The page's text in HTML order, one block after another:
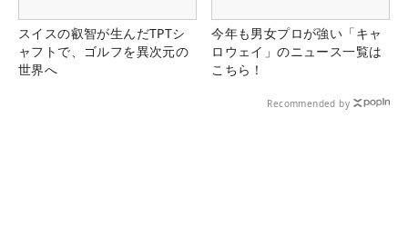
スイスの叡智が生んだTPTシ
ャフトで、ゴルフを異次元の
世界へ
今年も男女プロが強い「キャ
ロウェイ」のニュース一覧は
こちら！
Recommended by